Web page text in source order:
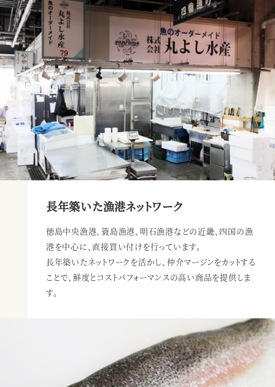
長年築いた漁港ネットワーク
徳島中央漁港、簑島漁港、明石漁港などの近畿、四国の漁
港を中心に、直接買い付けを行っています。
長年築いたネットワークを活かし、仲介マージンをカットする
ことで、 鮮度とコストパフォーマンスの高い商品を提供しま
す。